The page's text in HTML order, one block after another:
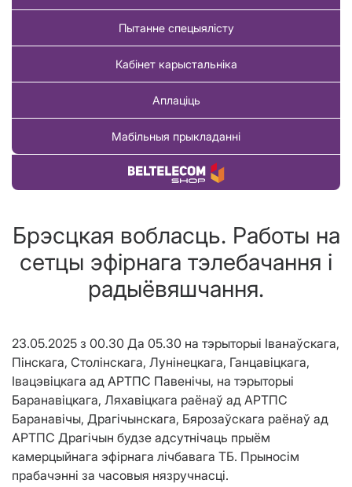
Пытанне спецыялісту
Кабінет карыстальніка
Аплаціць
Мабільныя прыкладанні
Купіць тавар
Брэсцкая вобласць. Работы на
сетцы эфірнага тэлебачання і
радыёвяшчання.
23.05.2025 з 00.30 Да 05.30 на тэрыторыі Іванаўскага,
Пінскага, Столінскага, Лунінецкага, Ганцавіцкага,
Івацэвіцкага ад АРТПС Павенічы, на тэрыторыі
Баранавіцкага, Ляхавіцкага раёнаў ад АРТПС
Баранавічы, Драгічынскага, Бярозаўскага раёнаў ад
АРТПС Драгічын будзе адсутнічаць прыём
камерцыйнага эфірнага лічбавага ТБ. Прыносім
прабачэнні за часовыя нязручнасці.